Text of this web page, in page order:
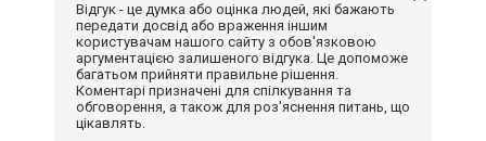
Відгук - це думка або оцінка людей, які бажають
передати досвід або враження іншим
користувачам нашого сайту з обов'язковою
аргументацією залишеного відгука. Це допоможе
багатьом прийняти правильне рішення.
Коментарі призначені для спілкування та
обговорення, а також для роз'яснення питань, що
цікавлять.